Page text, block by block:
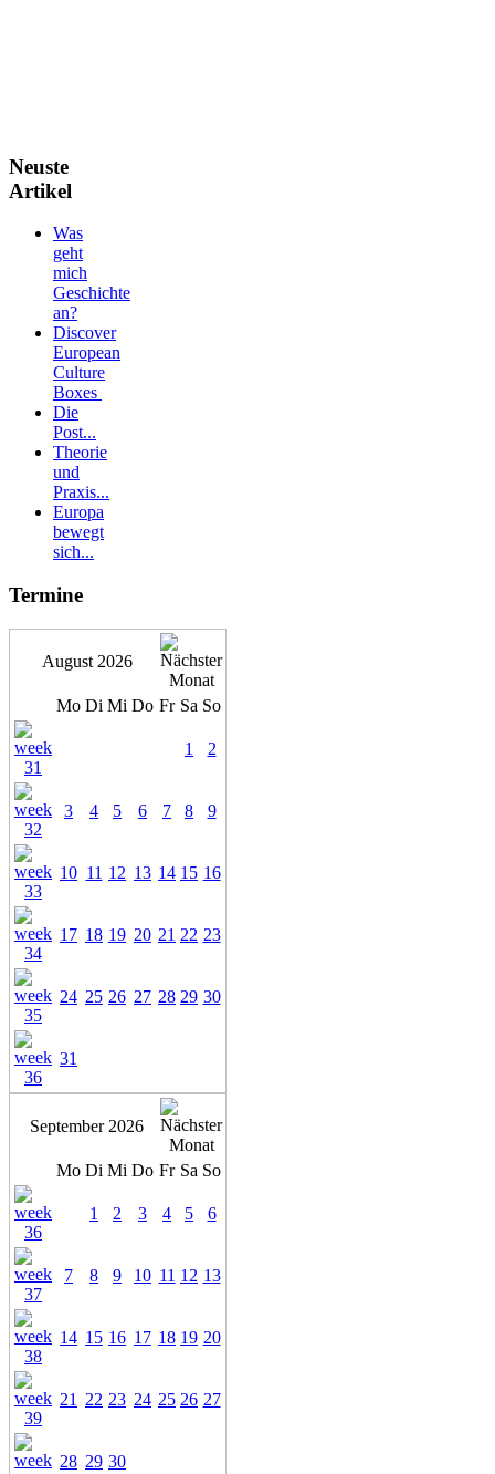
Neuste
Artikel
Was
geht
mich
Geschichte
an?
Discover
European
Culture
Boxes
Die
Post...
Theorie
und
Praxis...
Europa
bewegt
sich...
Termine
August 2026
Mo Di Mi Do Fr Sa So
1 2
3 4 5 6 7 8 9
10 11 12 13 14 15 16
17 18 19 20 21 22 23
24 25 26 27 28 29 30
31
September 2026
Mo Di Mi Do Fr Sa So
1 2 3 4 5 6
7 8 9 10 11 12 13
14 15 16 17 18 19 20
21 22 23 24 25 26 27
28 29 30